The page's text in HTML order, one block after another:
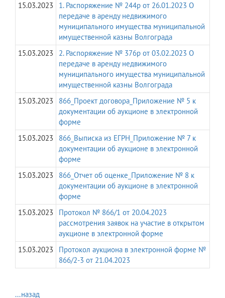
15.03.2023
1. Распоряжение № 244р от 26.01.2023 О
передаче в аренду недвижимого
муниципального имущества муниципальной
имущественной казны Волгограда
15.03.2023
2. Распоряжение № 376р от 03.02.2023 О
передаче в аренду недвижимого
муниципального имущества муниципальной
имущественной казны Волгограда
15.03.2023
866_Проект договора_Приложение № 5 к
документации об аукционе в электронной
форме
15.03.2023
866_Выписка из ЕГРН_Приложение № 7 к
документации об аукционе в электронной
форме
15.03.2023
866_Отчет об оценке_Приложение № 8 к
документации об аукционе в электронной
форме
15.03.2023
Протокол № 866/1 от 20.04.2023
рассмотрения заявок на участие в открытом
аукционе в электронной форме
15.03.2023
Протокол аукциона в электронной форме №
866/2-3 от 21.04.2023
...назад